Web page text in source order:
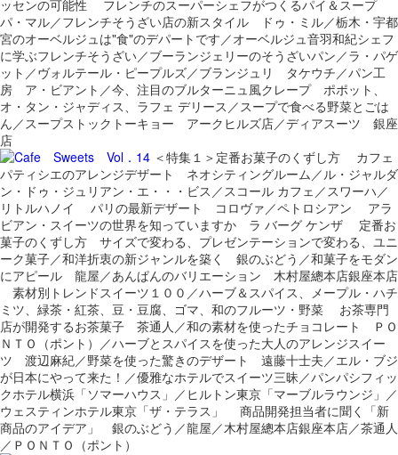
ッセンの可能性 フレンチのスーパーシェフがつくるパイ＆スープ
パ・マル／フレンチそうざい店の新スタイル ドゥ・ミル／栃木・宇都
宮のオーベルジュは"食"のデパートです／オーベルジュ音羽和紀シェフ
に学ぶフレンチそうざい／ブーランジェリーのそうざいパン／ラ・パゲ
ット／ヴォルテール・ピープルズ／ブランジュリ タケウチ／パン工
房 ア・ビアント／今、注目のブルターニュ風クレープ ポポット、
オ・タン・ジャディス、ラフェ デリース／スープで食べる野菜とごは
ん／スープストックトーキョー アークヒルズ店／ディアスーツ 銀座
店
＜特集１＞定番お菓子のくずし方 カフェ
パティシエのアレンジデザート ネオシティングルーム／ル・ジャルダ
ン・ドゥ・ジュリアン・エ・・・ビス／スコール カフェ／スワーハ／
リトルハノイ パリの最新デザート コロヴァ／ペトロシアン アラ
ビアン・スイーツの世界を知っていますか ラ バーグ ケンザ 定番お
菓子のくずし方 サイズで変わる、プレゼンテーションで変わる、ユニ
ーク菓子／和洋折衷の新ジャンルを築く 銀のぶどう／和菓子をモダン
にアピール 龍屋／あんぱんのバリエーション 木村屋總本店銀座本店
素材別トレンドスイーツ１００／ハーブ＆スパイス、メープル・ハチ
ミツ、緑茶・紅茶、豆・豆腐、ゴマ、和のフルーツ・野菜 お茶専門
店が開発するお茶菓子 茶通人／和の素材を使ったチョコレート ＰＯ
ＮＴＯ（ポント）／ハーブとスパイスを使った大人のアレンジスイー
ツ 渡辺麻紀／野菜を使った驚きのデザート 遠藤十士夫／エル・ブジ
が日本にやって来た！／優雅なホテルでスイーツ三昧／パンパシフィッ
クホテル横浜「ソマーハウス」／ヒルトン東京「マーブルラウンジ」／
ウェスティンホテル東京「ザ・テラス」 商品開発担当者に聞く「新
商品のアイデア」 銀のぶどう／龍屋／木村屋總本店銀座本店／茶通人
／ＰＯＮＴＯ（ポント）